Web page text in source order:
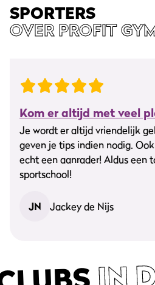
SPORTERS
OVER PROFIT
Kom er altijd met veel
Je wordt er altijd vriendelijk
geven je tips indien nodig.
echt een aanrader! Aldus een
sportschool!
JN Jackey de Nijs
IN